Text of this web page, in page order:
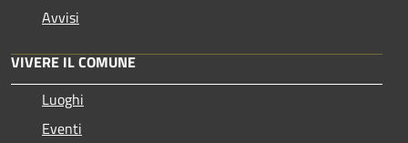
Avvisi
VIVERE IL COMUNE
Luoghi
Eventi